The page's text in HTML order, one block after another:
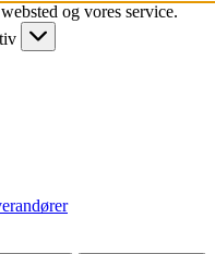
og vores service.